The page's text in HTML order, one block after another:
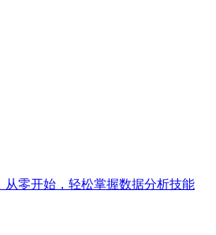
从零开始，轻松掌握数据分析技能